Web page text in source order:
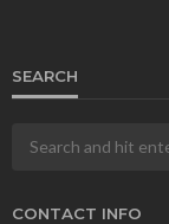
SEARCH
CONTACT INFO